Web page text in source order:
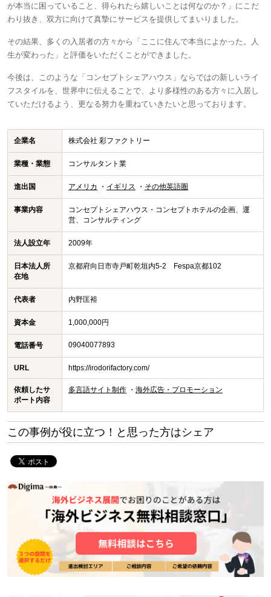
が本当に困っていること、得られたら嬉しいことは何なのか？」にこだ
わり抜き、双方に向けて真摯にサービスを提供してまいりました。
その結果、多くの入居者の方々から「ここに住んで本当によかった。人
生が変わった」と評価をいただくことができました。
今後は、このような「コンセプトシェアハウス」ならではの新しいライ
フスタイルを、世界中に伝えることで、より多様性のある方々に入居し
ていただけるよう、更なる努力を重ねていきたいと思っております。
企業名 株式会社 彩ファクトリー
業種・業態 コンサルタント業
進出国 アメリカ イギリス その他英語圏
事業内容
コンセプトシェアハウス・コンセプトホテルの企画、運
営、コンサルティング
法人設立年 2009年
日本法人所
在地
京都府向日市寺戸町乾垣内5-2 Fespa京都102
代表者 内野匡裕
資本金 1,000,000円
電話番号 09040077893
URL https://irodorifactory.com/
依頼したサ
ポート内容
多言語サイト制作 海外広告・プロモーション
この事例が役に立つ！と思った方はシェア